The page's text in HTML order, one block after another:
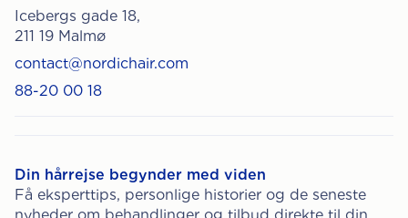
Icebergs gade 18,
211 19 Malmø
contact@nordichair.com
88-20 00 18
Din hårrejse begynder med viden
Få eksperttips, personlige historier og de seneste
nyheder om behandlinger og tilbud direkte til din